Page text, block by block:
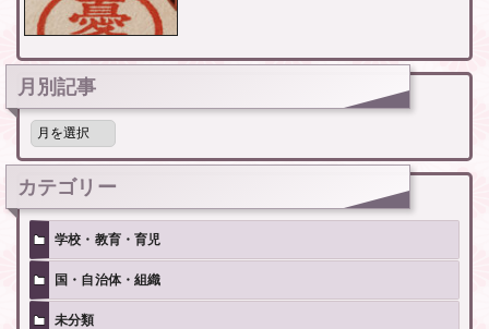
月別記事
月
記
事
カテゴリー
学校・教育・育児
国・自治体・組織
未分類